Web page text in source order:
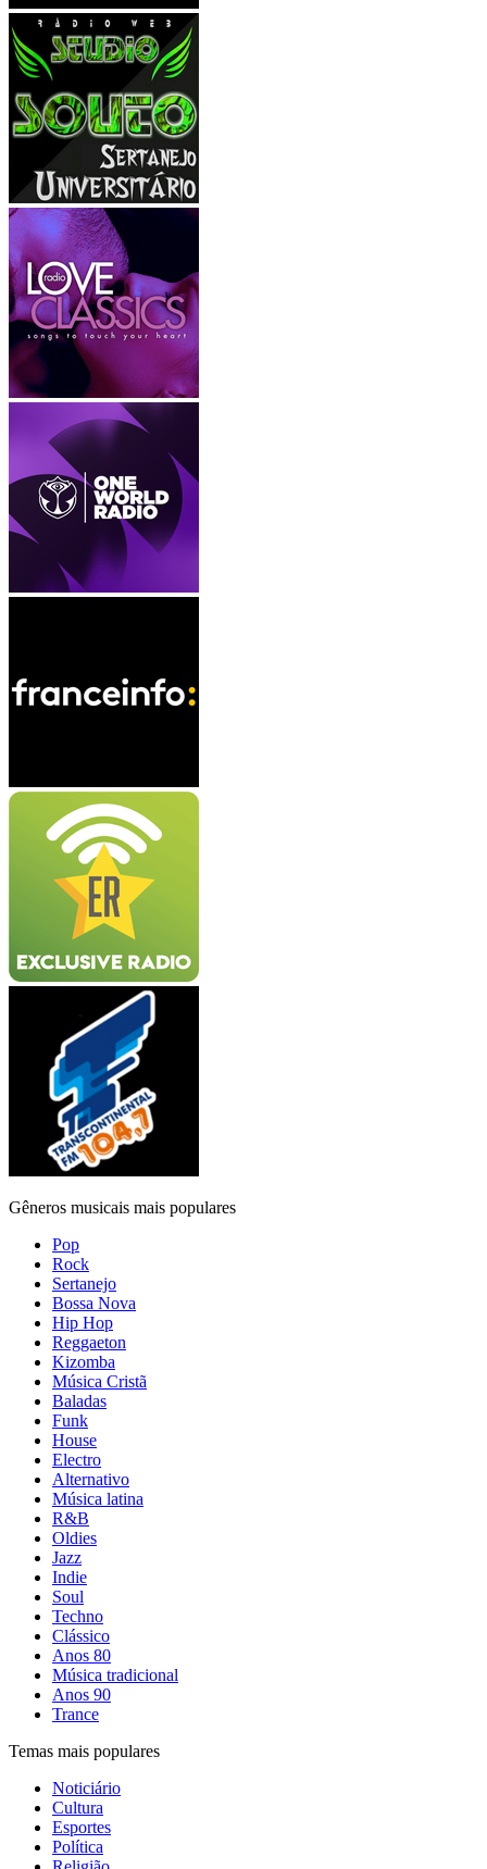
Gêneros musicais mais populares
Pop
Rock
Sertanejo
Bossa Nova
Hip Hop
Reggaeton
Kizomba
Música Cristã
Baladas
Funk
House
Electro
Alternativo
Música latina
R&B
Oldies
Jazz
Indie
Soul
Techno
Clássico
Anos 80
Música tradicional
Anos 90
Trance
Temas mais populares
Noticiário
Cultura
Esportes
Política